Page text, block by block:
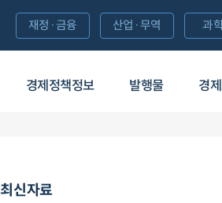
경제정책정보 발행물 경
재정·금융 산업·무역 과
최신자료